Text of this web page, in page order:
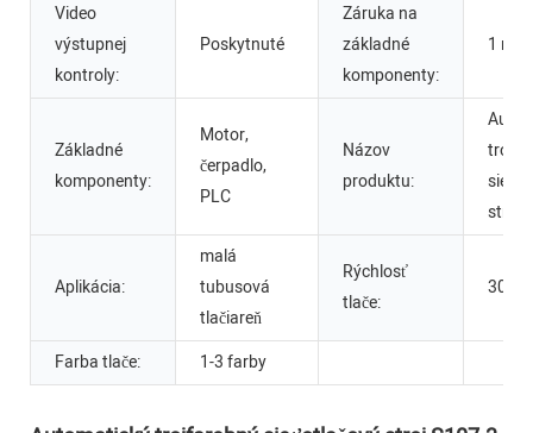
Video
výstupnej
kontroly:
Poskytnuté
Záruka na
základné
komponenty:
1 rok
Základné
komponenty:
Motor,
čerpadlo,
PLC
Názov
produktu:
stroj
Aplikácia:
malá
tubusová
tlačiareň
Rýchlosť
tlače:
3000
Farba tlače: 1-3 farby